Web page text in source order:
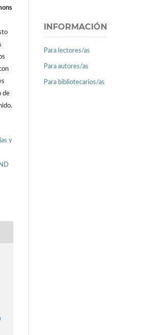
de
y
INFORMACIÓN
Para lectores/as
Para autores/as
Para bibliotecarios/as